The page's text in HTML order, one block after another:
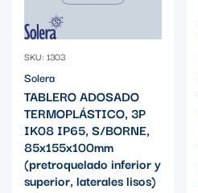
SKU: 1303
Solera
TABLERO ADOSADO
TERMOPLÁSTICO, 3P
IK08 IP65, S/BORNE,
85x155x100mm
(pretroquelado inferior y
superior, laterales lisos)